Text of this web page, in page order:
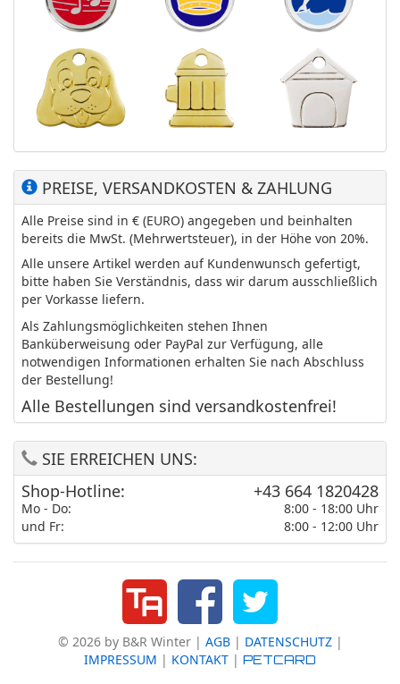
PREISE, VERSANDKOSTEN & ZAHLUNG
Alle Preise sind in € (EURO) angegeben und beinhalten
bereits die MwSt. (Mehrwertsteuer), in der Höhe von 20%.
Alle unsere Artikel werden auf Kundenwunsch gefertigt,
bitte haben Sie Verständnis, dass wir darum ausschließlich
per Vorkasse liefern.
Als Zahlungsmöglichkeiten stehen Ihnen
Banküberweisung oder PayPal zur Verfügung, alle
notwendigen Informationen erhalten Sie nach Abschluss
der Bestellung!
Alle Bestellungen sind versandkostenfrei!
SIE ERREICHEN UNS:
Shop-Hotline:
Mo - Do:
und Fr:
+43 664 1820428
8:00 - 18:00 Uhr
8:00 - 12:00 Uhr
© 2026 by B&R Winter | AGB| DATENSCHUTZ|
IMPRESSUM | KONTAKT | PETCARD